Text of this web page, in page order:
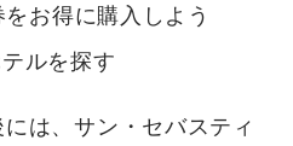
お得に購入しよう
ルを探す
は、サン・セバスティ